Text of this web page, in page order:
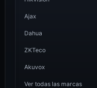
Ajax
Dahua
ZKTeco
Akuvox
Ver todas las marcas